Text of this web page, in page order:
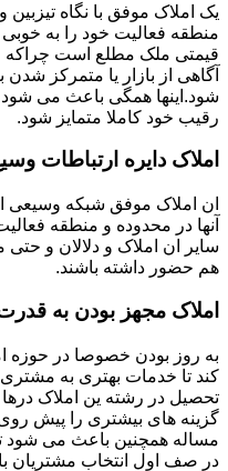
یک املاک موفق با نگاه
منطقه فعالیت خود را به خوبی
قیمتی ملک مطلع است چراکه
آگاهی از بازار یا متمرکز
شود.اینها همگی باعث می شود
رقیب خود کاملا متمایز شود.
املاک دایره ارتباطات
ان املاک موفق شبکه وسیعی
آنها در محدوده و منطقه
سایر ان املاک و دلالان و
هم حضور داشته باشند.
املاک مجهز بودن به
به روز بودن خصوصا در حوزه
کند تا خدمات بهتری به مشتری
تحصیل در رشته ین املاک
گزینه های بیشتری را پیش
مساله همچنین باعث می شود
در صف اول انتخاب مشتریان